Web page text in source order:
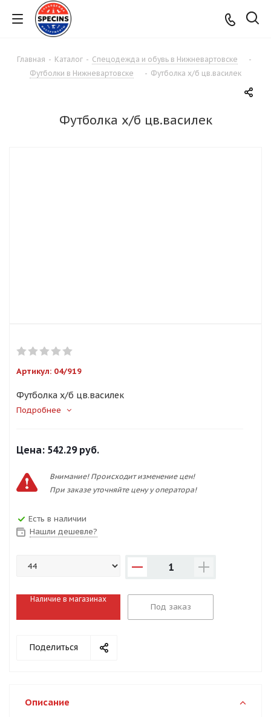
Главная - Каталог - Спецодежда и обувь в Нижневартовске
-
Футболки в Нижневартовске
- Футболка х/б цв.василек
Футболка х/б цв.василек
Артикул: 04/919
Футболка х/б цв.василек
Подробнее
Цена: 542.29 руб.
Внимание! Происходит изменение цен!
При заказе уточняйте цену у оператора!
Есть в наличии
Нашли дешевле?
1
Наличие в магазинах
Под заказ
Поделиться
Описание